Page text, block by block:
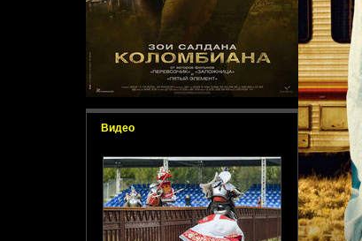
Видео